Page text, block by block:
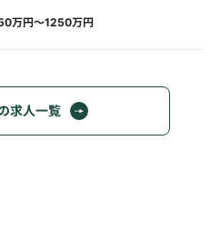
万円～1250万円
求人一覧